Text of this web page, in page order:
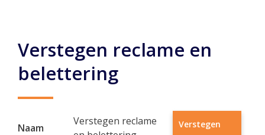
Verstegen reclame en
belettering
Naam
Verstegen reclame
Verstegen